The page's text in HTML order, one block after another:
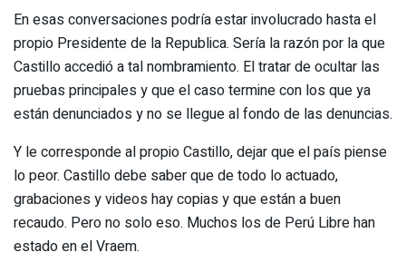
En esas conversaciones podría estar involucrado hasta el
propio Presidente de la Republica. Sería la razón por la que
Castillo accedió a tal nombramiento. El tratar de ocultar las
pruebas principales y que el caso termine con los que ya
están denunciados y no se llegue al fondo de las denuncias.
Y le corresponde al propio Castillo, dejar que el país piense
lo peor. Castillo debe saber que de todo lo actuado,
grabaciones y videos hay copias y que están a buen
recaudo. Pero no solo eso. Muchos los de Perú Libre han
estado en el Vraem.